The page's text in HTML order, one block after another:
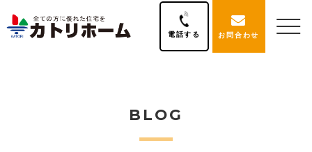
電話する お問合わせ
BLOG